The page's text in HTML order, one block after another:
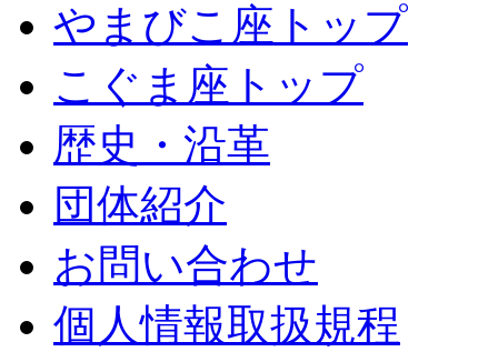
やまびこ座トップ
こぐま座トップ
歴史・沿革
団体紹介
お問い合わせ
個人情報取扱規程